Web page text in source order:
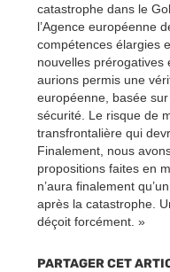
catastrophe dans le
l’Agence européenne
compétences élargies
nouvelles prérogatives
aurions permis une
européenne, basée
sécurité. Le risque de
transfrontalière qui
Finalement, nous
propositions faites en
n’aura finalement
après la catastrophe.
déçoit forcément. »
PARTAGER CET